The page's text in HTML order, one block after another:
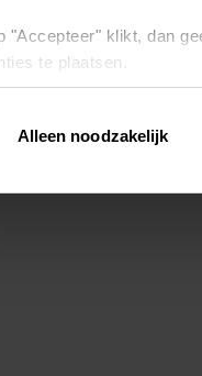
"Accepteer" klikt, dan
te plaatsen.
instellingen" kun je
op onscookiebeleid.
Alleen noodzakelijk